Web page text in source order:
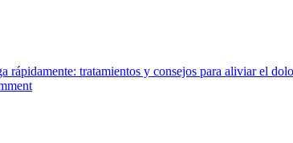
rápidamente: tratamientos y consejos para aliviar el